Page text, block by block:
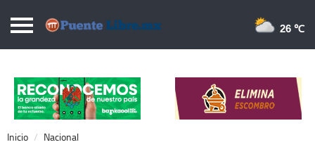
Puentelibre.mx
Local
Nacional
Opinión
26 ℃
Inicio Nacional